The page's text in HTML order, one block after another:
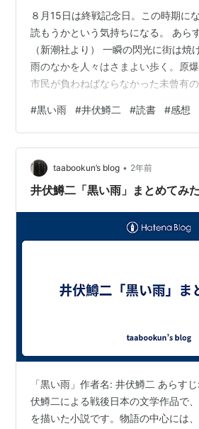
８月15日は終戦記念日。この時期に
読もうかという気持ちになる。 あら
（新潮社より） 一瞬の閃光に街は焼
雨のなかを人々はさまよい歩く。原
市民が負わねばならなかった未曾有
と不安の日常を、無言のいたわりで包
実相を人間性の問題として鮮やかに
紀の体験を、日常の暮らしの中に文
記念碑的名作。 B29、人間魚雷、ピ
と）、ヒロポン（覚醒剤的なやつ）な
#黒い雨 #井伏鱒二 #読書 #感想
taabookun’s blog • 2年前
井伏鱒二「黒い雨」まとめてみた
「黒い雨」作者名: 井伏鱒二 あらす
伏鱒二による戦後日本の文学作品で
を描いた小説です。物語の中心には